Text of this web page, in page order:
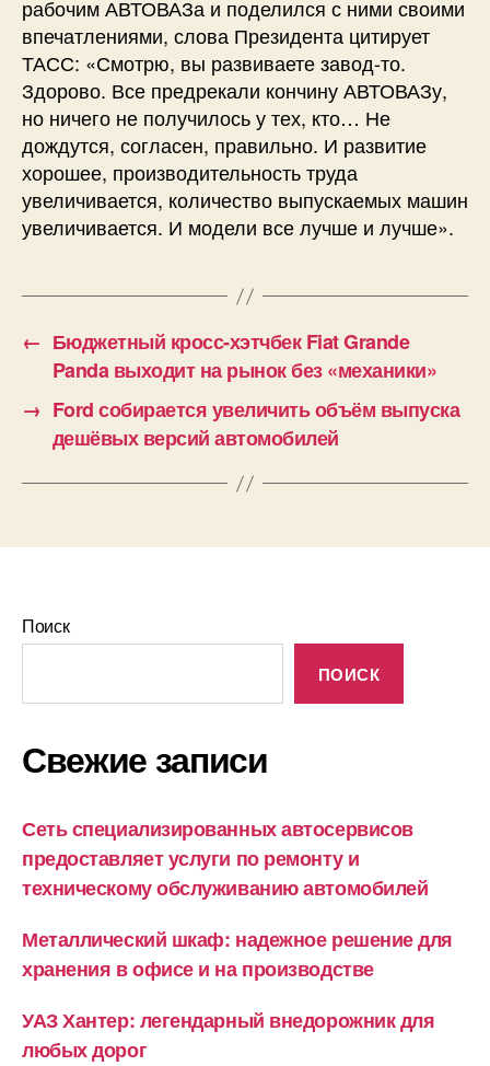
рабочим АВТОВАЗа и поделился с ними своими
впечатлениями, слова Президента цитирует
ТАСС: «Смотрю, вы развиваете завод-то.
Здорово. Все предрекали кончину АВТОВАЗу,
но ничего не получилось у тех, кто… Не
дождутся, согласен, правильно. И развитие
хорошее, производительность труда
увеличивается, количество выпускаемых машин
увеличивается. И модели все лучше и лучше».
← Бюджетный кросс-хэтчбек Fiat Grande
Panda выходит на рынок без «механики»
→ Ford собирается увеличить объём выпуска
дешёвых версий автомобилей
Поиск
ПОИСК
Свежие записи
Сеть специализированных автосервисов
предоставляет услуги по ремонту и
техническому обслуживанию автомобилей
Металлический шкаф: надежное решение для
хранения в офисе и на производстве
УАЗ Хантер: легендарный внедорожник для
любых дорог